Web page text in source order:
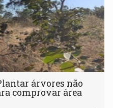
árvores não
comprovar área